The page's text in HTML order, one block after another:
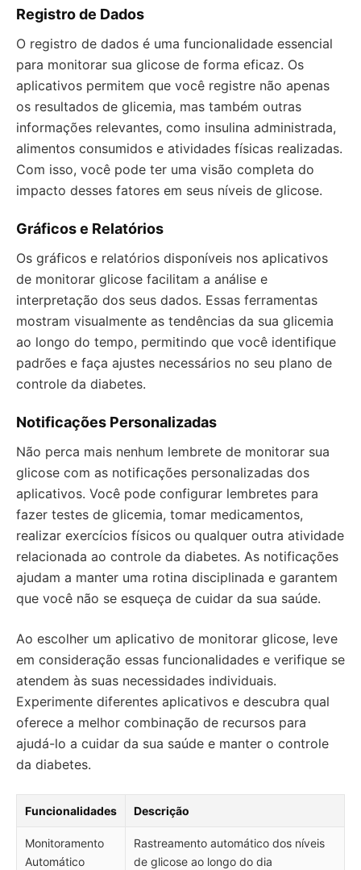
Registro de Dados
O registro de dados é uma funcionalidade essencial
para monitorar sua glicose de forma eficaz. Os
aplicativos permitem que você registre não apenas
os resultados de glicemia, mas também outras
informações relevantes, como insulina administrada,
alimentos consumidos e atividades físicas realizadas.
Com isso, você pode ter uma visão completa do
impacto desses fatores em seus níveis de glicose.
Gráficos e Relatórios
Os gráficos e relatórios disponíveis nos aplicativos
de monitorar glicose facilitam a análise e
interpretação dos seus dados. Essas ferramentas
mostram visualmente as tendências da sua glicemia
ao longo do tempo, permitindo que você identifique
padrões e faça ajustes necessários no seu plano de
controle da diabetes.
Notificações Personalizadas
Não perca mais nenhum lembrete de monitorar sua
glicose com as notificações personalizadas dos
aplicativos. Você pode configurar lembretes para
fazer testes de glicemia, tomar medicamentos,
realizar exercícios físicos ou qualquer outra atividade
relacionada ao controle da diabetes. As notificações
ajudam a manter uma rotina disciplinada e garantem
que você não se esqueça de cuidar da sua saúde.
Ao escolher um aplicativo de monitorar glicose, leve
em consideração essas funcionalidades e verifique se
atendem às suas necessidades individuais.
Experimente diferentes aplicativos e descubra qual
oferece a melhor combinação de recursos para
ajudá-lo a cuidar da sua saúde e manter o controle
da diabetes.
Funcionalidades Descrição
Monitoramento
Automático
Rastreamento automático dos níveis
de glicose ao longo do dia